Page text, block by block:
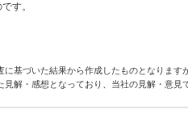
す。
基づいた結果から作成したものとなりますが
解・感想となっており、当社の見解・意見